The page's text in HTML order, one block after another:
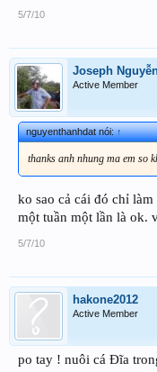
5/7/10
Joseph
Active Member
nguyenthanhdat nói:↑
thanks anh nhung ma em so
ko sao cả cái đó chỉ
một tuần một lần là ok.
5/7/10
hakone2012
Active Member
po tay ! nuôi cá Đĩa